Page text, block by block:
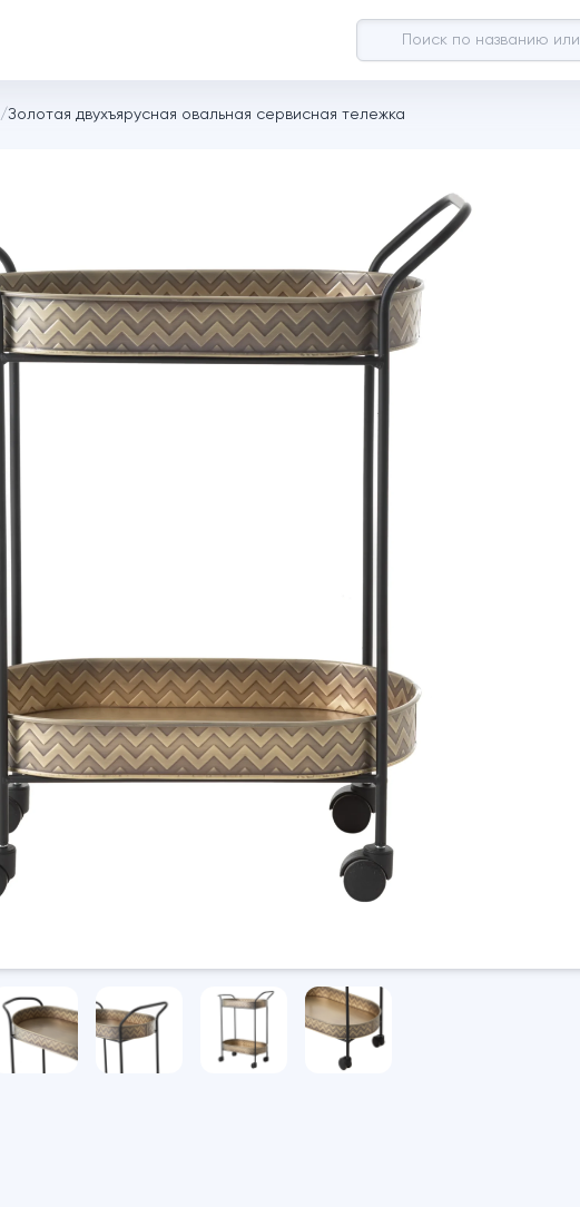
/Золотая двухъярусная овальная сервисная тележка